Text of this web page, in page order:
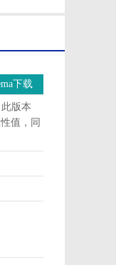
下载
版本
值，同